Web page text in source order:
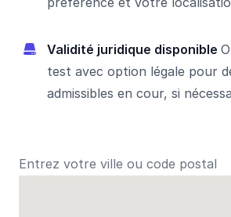
Validité juridique disponible
test avec option légale pour
admissibles en cour, si